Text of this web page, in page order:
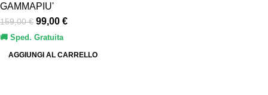
GAMMAPIU'
159,00€ 99,00 €
🚚 Sped. Gratuita
AGGIUNGI AL CARRELLO